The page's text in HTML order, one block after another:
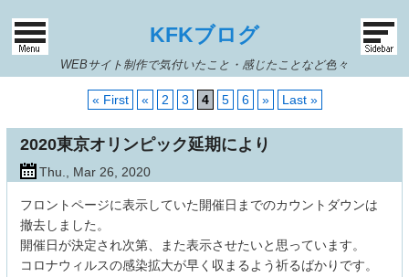
KFKブログ
WEBサイト制作で気付いたこと・感じたことなど色々
« First « 2 3 4 5 6 » Last »
2020東京オリンピック延期により
Thu., Mar 26, 2020
フロントページに表示していた開催日までのカウントダウンは
撤去しました。
開催日が決定され次第、また表示させたいと思っています。
コロナウィルスの感染拡大が早く収まるよう祈るばかりです。